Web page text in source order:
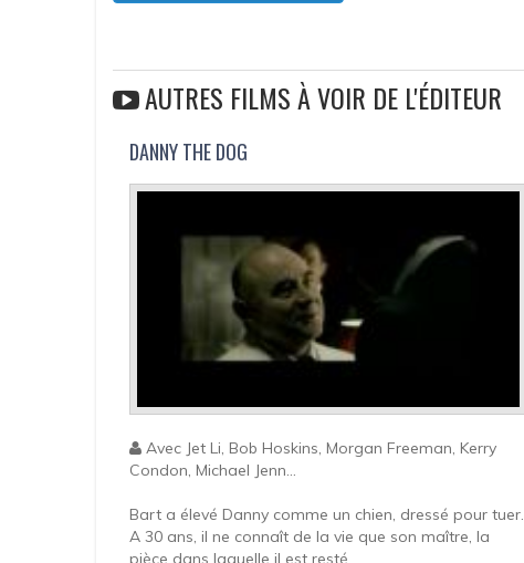
AUTRES FILMS À VOIR DE L'ÉDITEUR
DANNY THE DOG
Avec Jet Li, Bob Hoskins, Morgan Freeman, Kerry
Condon, Michael Jenn...
Bart a élevé Danny comme un chien, dressé pour tuer.
A 30 ans, il ne connaît de la vie que son maître, la
pièce dans laquelle il est resté...